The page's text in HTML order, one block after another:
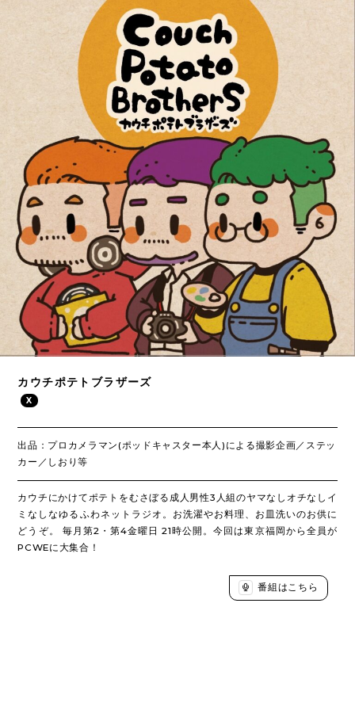
カウチポテトブラザーズ
X
出品：プロカメラマン(ポッドキャスター本人)による撮影企画／ステッ
カー／しおり等
カウチにかけてポテトをむさぼる成人男性3人組のヤマなしオチなしイ
ミなしなゆるふわネットラジオ。お洗濯やお料理、お皿洗いのお供に
どうぞ。 毎月第2・第4金曜日 21時公開。今回は東京福岡から全員が
PCWEに大集合！
番組はこちら